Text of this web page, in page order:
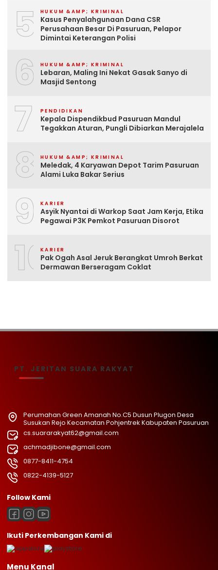
5 HUKUM &AMP; KRIMINAL
Kasus Penyalahgunaan Dana CSR
Perusahaan Besar Di Pasuruan, Pelapor
Dimintai Keterangan Polisi
6 HUKUM &AMP; KRIMINAL
Lebaran, Maling Ini Nekat Gasak Sanyo di
Masjid Sentong
7 PENDIDIKAN
Kepala Dispendikbud Pasuruan Mandul
Tegakkan Aturan, Pungli Dibiarkan Merajalela
8 HUKUM &AMP; KRIMINAL
Meledak, 4 Karyawan Depot Tarim Pasuruan
Alami Luka Bakar Serius
9 KARIER
Asyik Nyantai di Warkop Saat Jam Kerja, Etika
Pegawai P3K Pemkot Pasuruan Disorot
10KARIER
Pak Ogah Asal Jeruk Berangkat Umroh Berkat
Dermawan Berseragam Coklat
PT. JERITAN SUARA RAKYAT
Perumahan Green Amanah No.C5 Dusun Plugon Desa
Susukan Rejo Kecamatan Pohjentrek Kabupaten Pasuruan
cs.suararakyat62@gmail.com
achmadjibone@gmail.com
0877-8411-4754
0822-4139-5127
Follow Kami
Ikuti Perkembangan Kami di
Menu Kanal